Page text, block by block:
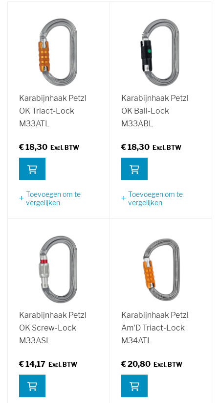
Karabijnhaak Petzl
OK Triact-Lock
M33ATL
€ 18,30
Toevoegen om te
vergelijken
Karabijnhaak Petzl
OK Ball-Lock
M33ABL
€ 18,30
Toevoegen om te
vergelijken
Karabijnhaak Petzl
OK Screw-Lock
M33ASL
€ 14,17
Karabijnhaak Petzl
Am'D Triact-Lock
M34ATL
€ 20,80